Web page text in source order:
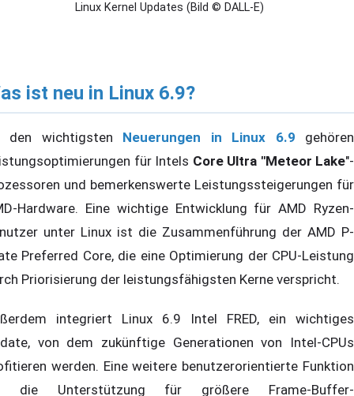
Linux Kernel Updates (Bild © DALL-E)
ist neu in Linux 6.9?
den wichtigsten Neuerungen in Linux 6.9 gehören
für Intels Core Ultra "Meteor Lake"-
und bemerkenswerte Leistungssteigerungen für
Hardware. Eine wichtige Entwicklung für AMD Ryzen-
unter Linux ist die Zusammenführung der AMD P-
Preferred Core, die eine Optimierung der CPU-Leistung
Priorisierung der leistungsfähigsten Kerne verspricht.
integriert Linux 6.9 Intel FRED, ein wichtiges
von dem zukünftige Generationen von Intel-CPUs
werden. Eine weitere benutzerorientierte Funktion
die Unterstützung für größere Frame-Buffer-